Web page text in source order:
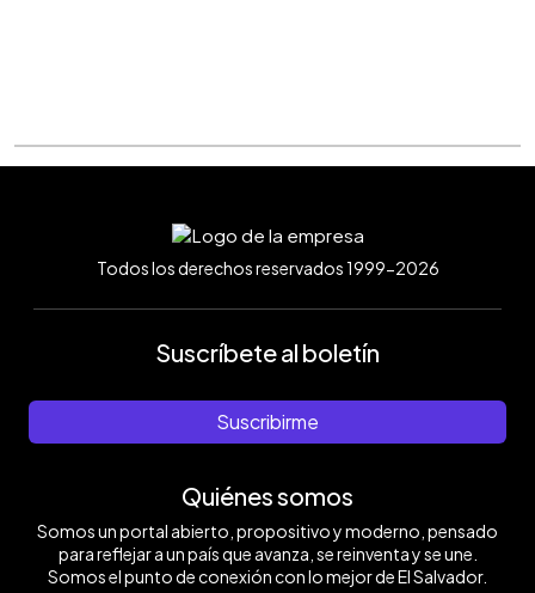
Todos los derechos reservados 1999-2026
Suscríbete al boletín
Suscribirme
Quiénes somos
Somos un portal abierto, propositivo y moderno, pensado
para reflejar a un país que avanza, se reinventa y se une.
Somos el punto de conexión con lo mejor de El Salvador.